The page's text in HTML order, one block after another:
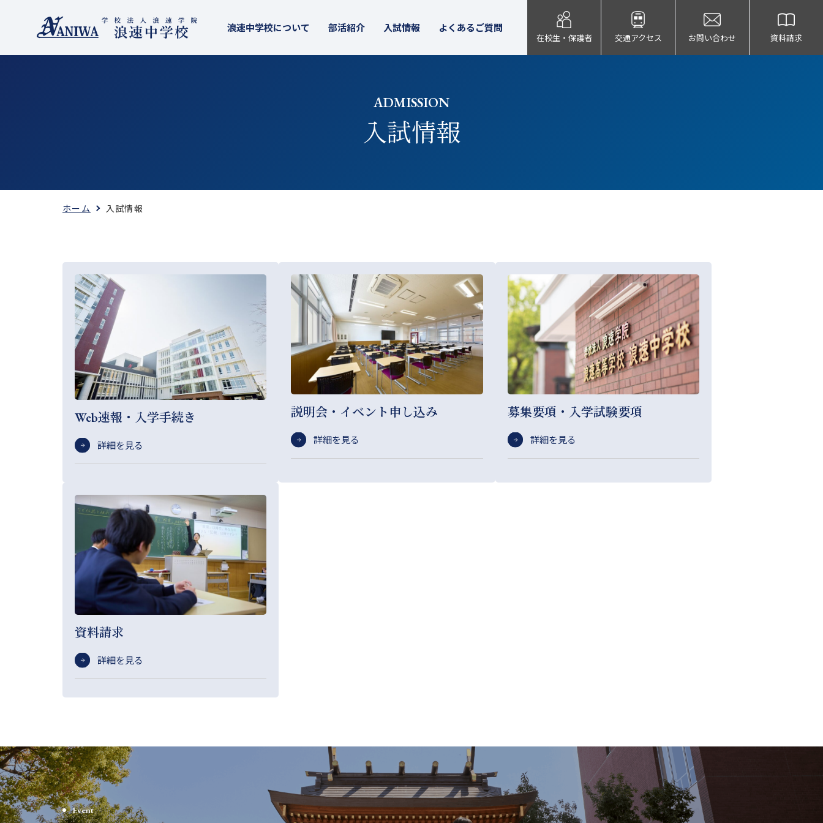
浪速中学校について 部活紹介 入試情報 よくあるご質問
在校生・保護者 交通アクセス お問い合わせ 資料請求
ADMISSION
入試情報
ホーム 入試情報
Web速報・入学手続き
詳細を見る
説明会・イベント申し込み
詳細を見る
募集要項・入学試験要項
詳細を見る
資料請求
詳細を見る
Event